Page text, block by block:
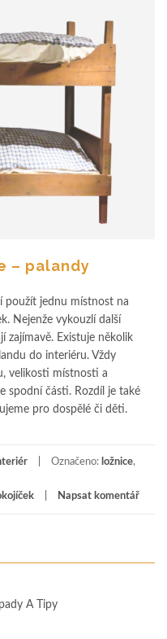
– palandy
použít jednu místnost na
Nejenže vykouzlí další
zajímavě. Existuje několik
do interiéru. Vždy
velikosti místnosti a
spodní části. Rozdíl je také
pro dospělé či děti.
Označeno: ložnice,
Napsat komentář
A Tipy